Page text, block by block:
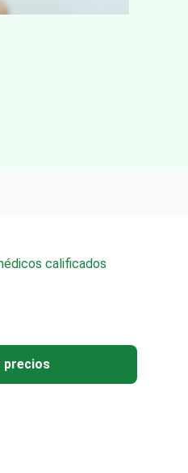
calificados
precios